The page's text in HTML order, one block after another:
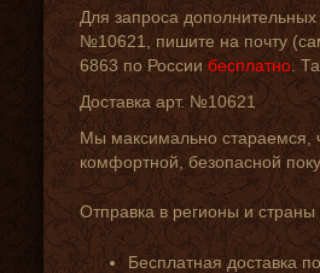
Для запроса
№10621, пишите на почту
6863 по Россиибесплатно.
Доставка арт. №10621
Мы максимально стараемся,
комфортной, безопасной
Отправка в регионы и
Бесплатная доставка